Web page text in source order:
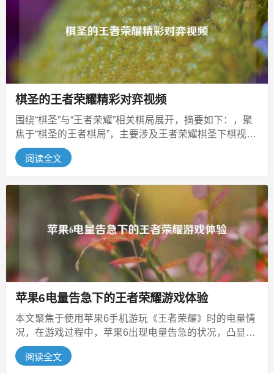
棋圣的王者荣耀精彩对弈视频
围绕“棋圣”与“王者荣耀”相关棋局展开，摘要如下：，聚
焦于“棋圣的王者棋局”，主要涉及王者荣耀棋圣下棋视
频，棋圣在王者荣耀的游戏...
阅读全文
苹果6电量告急下的王者荣耀游戏体验
本文聚焦于使用苹果6手机游玩《王者荣耀》时的电量情
况，在游戏过程中，苹果6出现电量告急的状况，凸显出
苹果手机在运行该游戏时较为费...
阅读全文